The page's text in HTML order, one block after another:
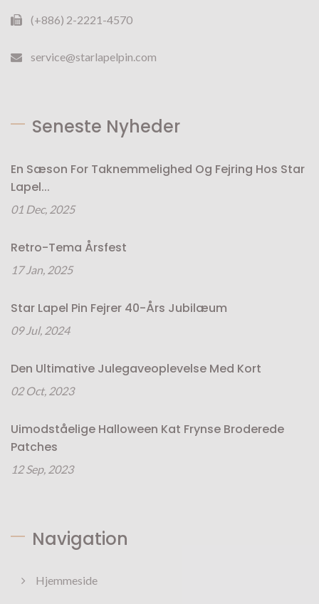
(+886) 2-2221-4570
service@starlapelpin.com
Seneste Nyheder
En Sæson For Taknemmelighed Og Fejring Hos Star
Lapel...
01 Dec, 2025
Retro-Tema Årsfest
17 Jan, 2025
Star Lapel Pin Fejrer 40-Års Jubilæum
09 Jul, 2024
Den Ultimative Julegaveoplevelse Med Kort
02 Oct, 2023
Uimodståelige Halloween Kat Frynse Broderede
Patches
12 Sep, 2023
Navigation
Hjemmeside